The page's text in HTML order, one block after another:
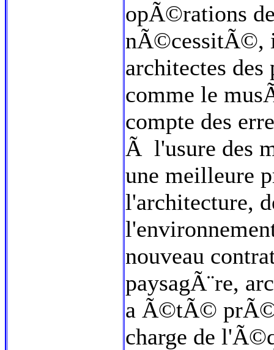
opÃ©rations
nÃ©cessitÃ©,
architectes des
comme le
compte des
Ã l'usure des
une meilleure
l'architecture,
nouveau
paysagÃ¨re,
a Ã©tÃ©
charge de